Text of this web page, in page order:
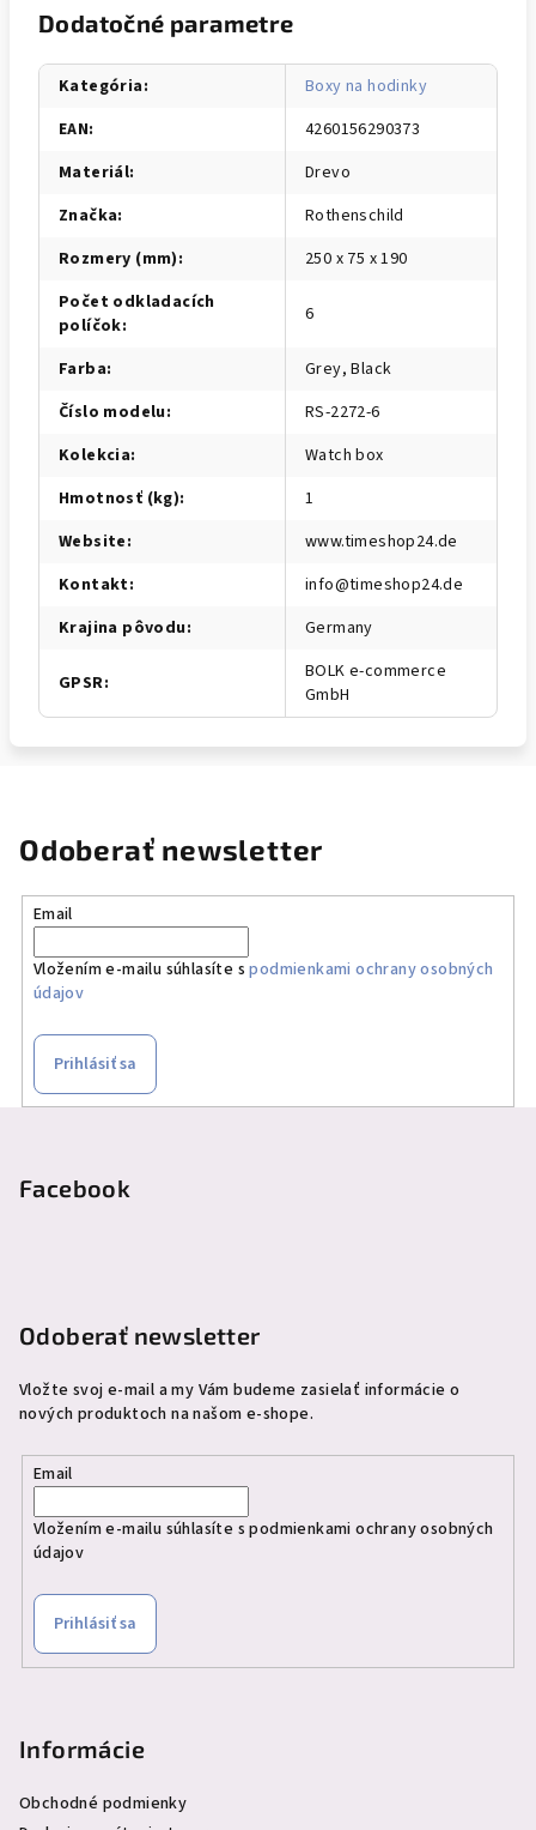
Dodatočné parametre
Kategória:
Boxy na hodinky
EAN:
4260156290373
Materiál:
Drevo
Značka:
Rothenschild
Rozmery (mm):
250 x 75 x 190
Počet odkladacích
políčok: 6
Farba:
Grey, Black
Číslo modelu:
RS-2272-6
Kolekcia:
Watch box
Hmotnosť (kg):
1
Website:
www.timeshop24.de
Kontakt:
info@timeshop24.de
Krajina pôvodu: Germany
GPSR:
BOLK e-commerce
GmbH
Odoberať newsletter
Email
Vložením e-mailu súhlasíte spodmienkami ochrany osobných
údajov
Prihlásiť sa
Facebook
Odoberať newsletter
Vložte svoj e-mail a my Vám budeme zasielať informácie o
nových produktoch na našom e-shope.
Email
Vložením e-mailu súhlasíte spodmienkami ochrany osobných
údajov
Prihlásiť sa
Informácie
Obchodné podmienky